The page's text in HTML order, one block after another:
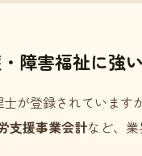
障害福祉に強
が登録されています
支援事業会計など、